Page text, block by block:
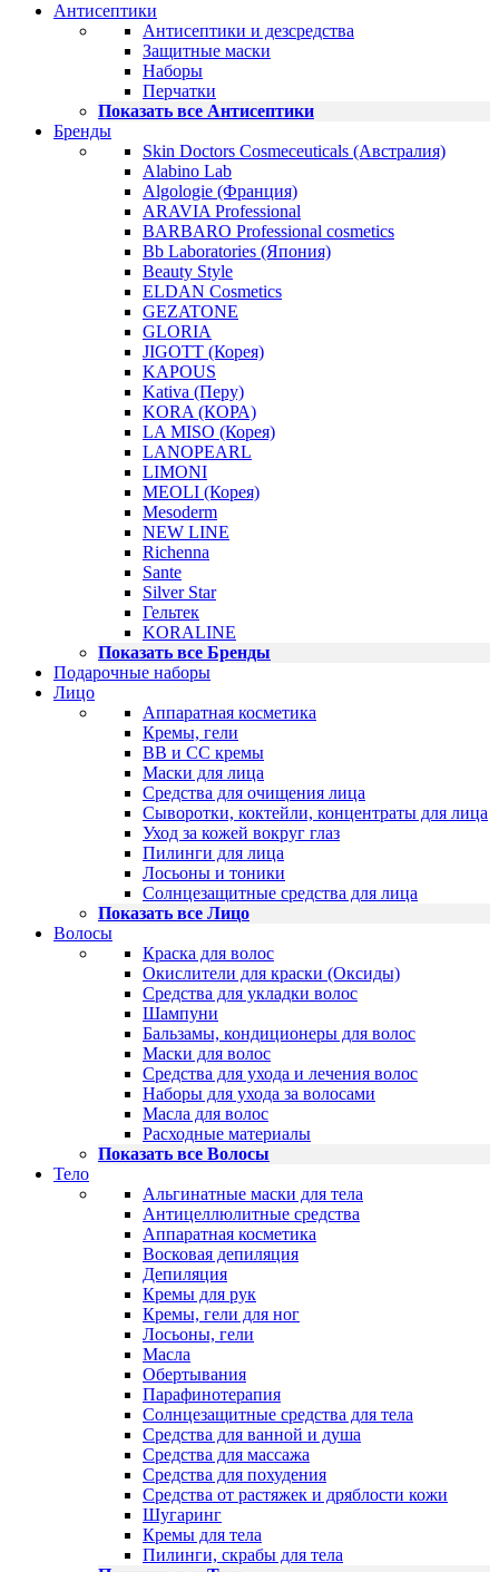
Антисептики
Антисептики и дезсредства
Защитные маски
Наборы
Перчатки
Показать все Антисептики
Бренды
Skin Doctors Cosmeceuticals (Австралия)
Alabino Lab
Algologie (Франция)
ARAVIA Professional
BARBARO Professional cosmetics
Bb Laboratories (Япония)
Beauty Style
ELDAN Cosmetics
GEZATONE
GLORIA
JIGOTT (Корея)
KAPOUS
Kativa (Перу)
KORA (КОРА)
LA MISO (Корея)
LANOPEARL
LIMONI
MEOLI (Корея)
Mesoderm
NEW LINE
Richenna
Sante
Silver Star
Гельтек
KORALINE
Показать все Бренды
Подарочные наборы
Лицо
Аппаратная косметика
Кремы, гели
BB и CC кремы
Маски для лица
Средства для очищения лица
Сыворотки, коктейли, концентраты для лица
Уход за кожей вокруг глаз
Пилинги для лица
Лосьоны и тоники
Солнцезащитные средства для лица
Показать все Лицо
Волосы
Краска для волос
Окислители для краски (Оксиды)
Средства для укладки волос
Шампуни
Бальзамы, кондиционеры для волос
Маски для волос
Средства для ухода и лечения волос
Наборы для ухода за волосами
Масла для волос
Расходные материалы
Показать все Волосы
Тело
Альгинатные маски для тела
Антицеллюлитные средства
Аппаратная косметика
Восковая депиляция
Депиляция
Кремы для рук
Кремы, гели для ног
Лосьоны, гели
Масла
Обертывания
Парафинотерапия
Солнцезащитные средства для тела
Средства для ванной и душа
Средства для массажа
Средства для похудения
Средства от растяжек и дряблости кожи
Шугаринг
Кремы для тела
Пилинги, скрабы для тела